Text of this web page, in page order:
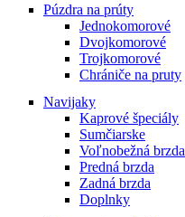
Púzdra na prúty
Jednokomorové
Dvojkomorové
Trojkomorové
Chrániče na pruty
Navijaky
Kaprové špeciály
Sumčiarske
Voľnobežná brzda
Predná brzda
Zadná brzda
Doplnky